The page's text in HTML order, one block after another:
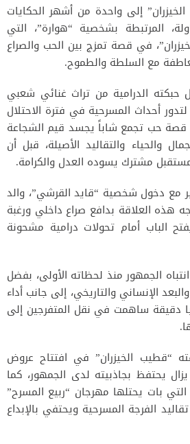
إلى واحدة من أشهر الحكايات
المرتبطة بشخصية “هوارة”، التي
في قصة تمزج بين الحب والصراع
مع السلطة والطموح.
الدرامية من تراث غنائي شعبي
أحداث المسرحية في فترة الاحتلال
قصة حب تجمع شاباً يجسد قيم الشجاعة
والحياء والتقاليد الأصيلة، قبل أن
مشترك يسوده العدل والكرامة.
مع دخول شخصية “قايد القرشي”، والد
العلاقة بدافع صراع داخلي ورغبة
الباب أمام تحولات درامية مشحونة
الجمهور منذ لحظاته الأولى، بفضل
الإنساني والتاريخي، إلى جانب أداء
دقيقة ساهمت في نقل المتفرجين إلى
“قطيب الخيزران” في افتتاح عروض
يحتفظ بجاذبيته لدى الجمهور، كما
بات يحتلها مهرجان “ربيع المسرح”
الفرجة المسرحية ويحتفي بالإبداع